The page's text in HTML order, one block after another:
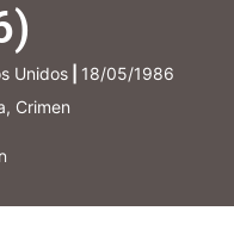
Unidos
18/05/1986
Crimen